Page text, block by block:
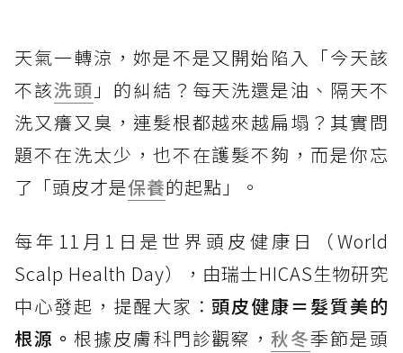
天氣一轉涼，妳是不是又開始陷入「今天該
不該洗頭 」的糾結？每天洗還是油、隔天不
洗又癢又臭，連髮根都越來越扁塌？其實問
題不在洗太少，也不在護髮不夠，而是你忘
了「頭皮才是保養的起點」。
每年11月1日是世界頭皮健康日（World
Scalp Health Day），由瑞士HICAS生物研究
中心發起，提醒大家：頭皮健康＝髮質美的
根源。 根據皮膚科門診觀察，秋冬季節是頭